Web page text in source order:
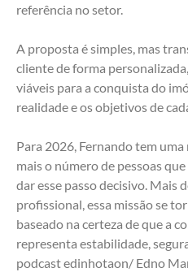
referência no setor.
A proposta é simples, mas
cliente de forma
viáveis para a conquista do
realidade e os objetivos de
Para 2026, Fernando tem
mais o número de pessoas
dar esse passo decisivo. Mais
profissional, essa missão se
baseado na certeza de que a
representa estabilidade,
podcast edinhotaon/ Edno